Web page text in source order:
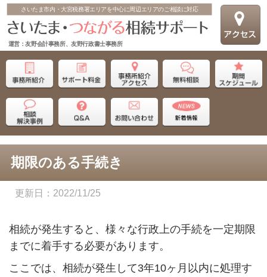
さいたま市内・大宮税務署エリアを中心に周辺エリアのご相談に対応
運営：友野会計事務所、友野行政書士事務所
期限のある手続き
2022/11/25
相続が発生すると、様々な行政上の手続を一定期限
までに着手する必要があります。
ここでは、相続が発生して3年10ヶ月以内に処理す